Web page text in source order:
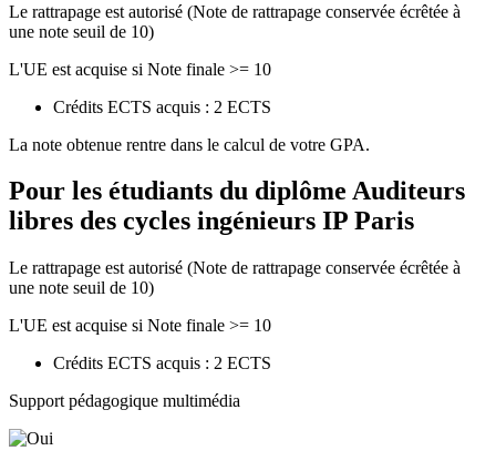
Le rattrapage est autorisé (Note de rattrapage conservée écrêtée à
une note seuil de 10)
L'UE est acquise si Note finale >= 10
Crédits ECTS acquis : 2 ECTS
La note obtenue rentre dans le calcul de votre GPA.
Pour les étudiants du diplôme Auditeurs
libres des cycles ingénieurs IP Paris
Le rattrapage est autorisé (Note de rattrapage conservée écrêtée à
une note seuil de 10)
L'UE est acquise si Note finale >= 10
Crédits ECTS acquis : 2 ECTS
Support pédagogique multimédia